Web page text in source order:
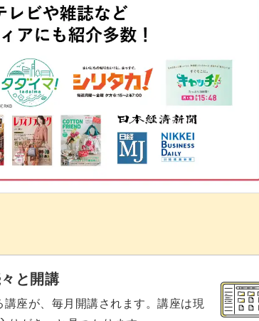
る
と開講
座が、毎月開講されます。講座は現